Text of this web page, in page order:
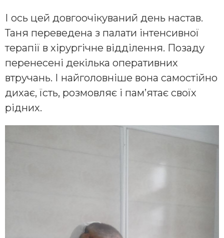
І ось цей довгоочікуваний день настав.
Таня переведена з палати інтенсивної
терапії в хірургічне відділення. Позаду
перенесені декілька оперативних
втручань. І найголовніше вона самостійно
дихає, їсть, розмовляє і пам’ятає своїх
рідних.